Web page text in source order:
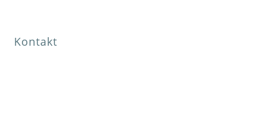
Kontakt